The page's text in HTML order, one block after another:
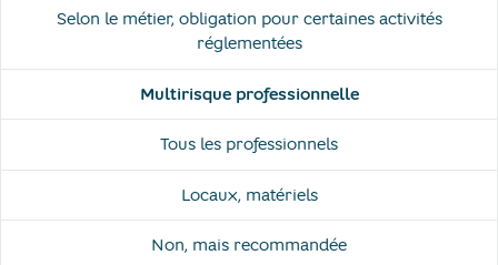
Selon le métier, obligation pour certaines activités
réglementées
Multirisque professionnelle
Tous les professionnels
Locaux, matériels
Non, mais recommandée